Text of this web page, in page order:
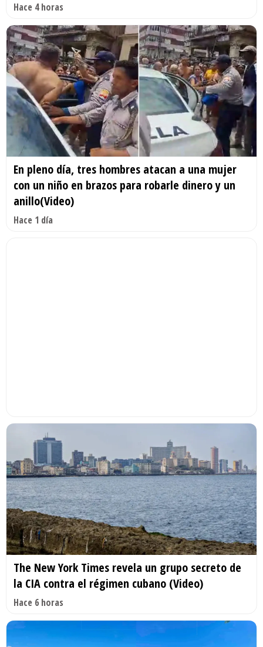
Hace 4 horas
En pleno día, tres hombres atacan a una mujer
con un niño en brazos para robarle dinero y un
anillo(Video)
Hace 1 día
The New York Times revela un grupo secreto de
la CIA contra el régimen cubano (Video)
Hace 6 horas